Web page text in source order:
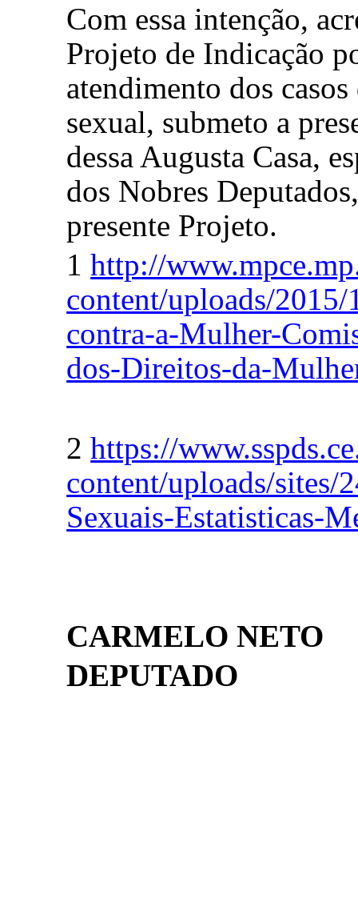
Com essa intenção,
Projeto de Indicação
atendimento dos
sexual, submeto a
dessa Augusta Casa,
dos Nobres
presente Projeto.
1 http://
content/uploads/
contra-a-Mulher-
dos-Direitos-da-
2 https://
content/uploads/sites/
Sexuais-Estatisticas-
CARMELO NETO
DEPUTADO